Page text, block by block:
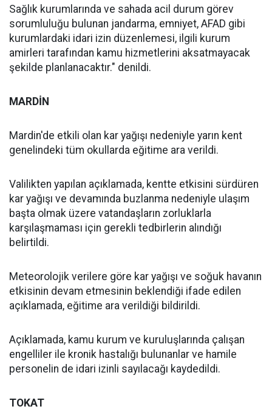
Sağlık kurumlarında ve sahada acil durum görev
sorumluluğu bulunan jandarma, emniyet, AFAD gibi
kurumlardaki idari izin düzenlemesi, ilgili kurum
amirleri tarafından kamu hizmetlerini aksatmayacak
şekilde planlanacaktır." denildi.
MARDİN
Mardin'de etkili olan kar yağışı nedeniyle yarın kent
genelindeki tüm okullarda eğitime ara verildi.
Valilikten yapılan açıklamada, kentte etkisini sürdüren
kar yağışı ve devamında buzlanma nedeniyle ulaşım
başta olmak üzere vatandaşların zorluklarla
karşılaşmaması için gerekli tedbirlerin alındığı
belirtildi.
Meteorolojik verilere göre kar yağışı ve soğuk havanın
etkisinin devam etmesinin beklendiği ifade edilen
açıklamada, eğitime ara verildiği bildirildi.
Açıklamada, kamu kurum ve kuruluşlarında çalışan
engelliler ile kronik hastalığı bulunanlar ve hamile
personelin de idari izinli sayılacağı kaydedildi.
TOKAT